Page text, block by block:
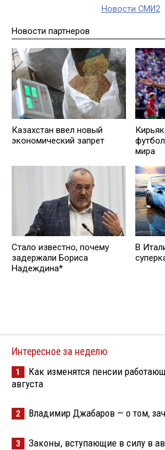
Новости СМИ2
Новости партнеров
Казахстан ввел новый
экономический запрет
мира
Стало известно, почему
задержали Бориса
Надеждина*
В
Интересное за неделю
1
Как изменятся пенсии
августа
2 Владимир Джабаров — о том,
3 Законы, вступающие в силу в